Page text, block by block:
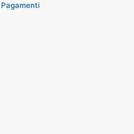
Pagamenti